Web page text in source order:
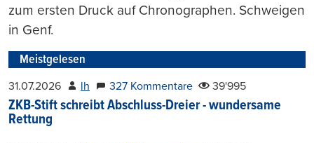
zum ersten Druck auf Chronographen. Schweigen
in Genf.
Meistgelesen
31.07.2026 lh 327 Kommentare 39'995
ZKB-Stift schreibt Abschluss-Dreier - wundersame
Rettung